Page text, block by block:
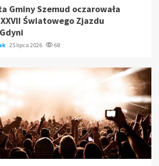
Gminy Szemud oczarowała
Światowego Zjazdu
25 lipca 2026 68